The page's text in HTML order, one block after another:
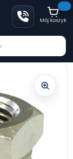
Mój koszyk